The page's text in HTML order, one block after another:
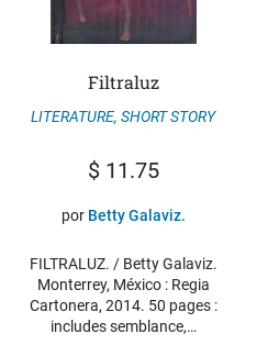
Filtraluz
LITERATURE, SHORT STORY
$11.75
por Betty Galaviz.
FILTRALUZ. / Betty Galaviz.
Monterrey, México : Regia
Cartonera, 2014. 50 pages :
includes semblance,…